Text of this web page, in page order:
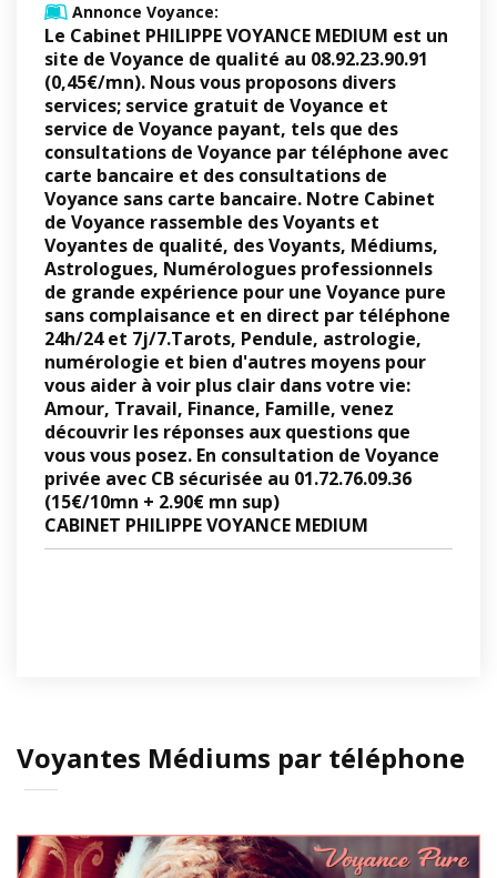
Annonce Voyance:
Le Cabinet PHILIPPE VOYANCE MEDIUM est un
site de Voyance de qualité au 08.92.23.90.91
(0,45€/mn). Nous vous proposons divers
services; service gratuit de Voyance et
service de Voyance payant, tels que des
consultations de Voyance par téléphone avec
carte bancaire et des consultations de
Voyance sans carte bancaire. Notre Cabinet
de Voyance rassemble des Voyants et
Voyantes de qualité, desVoyants, Médiums,
Astrologues, Numérologues professionnels
de grande expérience pour une Voyance pure
sans complaisance et en direct par téléphone
24h/24 et 7j/7.Tarots, Pendule, astrologie,
numérologie et bien d'autres moyens pour
vous aider à voir plus clair dans votre vie:
Amour, Travail, Finance, Famille, venez
découvrir les réponses aux questions que
vous vous posez. En consultation de Voyance
privée avec CB sécurisée au 01.72.76.09.36
(15€/10mn + 2.90€ mn sup)
CABINET PHILIPPE VOYANCE MEDIUM
Voyantes Médiums par téléphone